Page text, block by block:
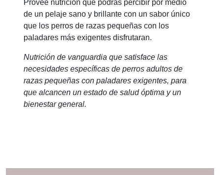
Provee nutrición que podrás percibir por medio
de un pelaje sano y brillante con un sabor único
que los perros de razas pequeñas con los
paladares más exigentes disfrutaran.
Nutrición de vanguardia que satisface las
necesidades específicas de perros adultos de
razas pequeñas con paladares exigentes, para
que alcancen un estado de salud óptima y un
bienestar general.